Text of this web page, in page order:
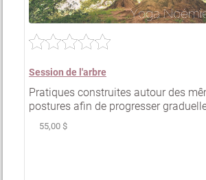
Session de l'arbre
Pratiques construites autour des
postures afin de progresser
55,00 $